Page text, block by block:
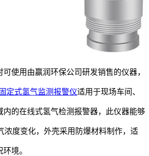
使用由赢润环保公司研发销售的仪器，
定式氢气监测报警仪适用于现场车间、
内的在线式氢气检测报警器，此仪器能够
浓度变化，外壳采用防爆材料制作，适
境。